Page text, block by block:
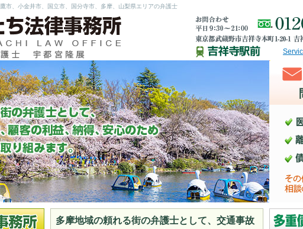
市、小金井市、国立市、国分寺市、多摩、山梨県エリアの弁護士
多摩地域の頼れる街の弁護士として、交通事故